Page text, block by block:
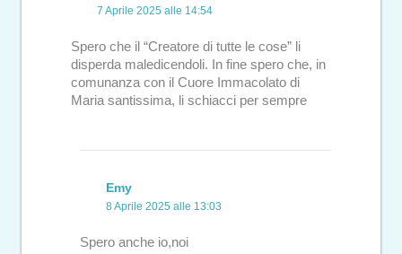
7 Aprile 2025 alle 14:54
Spero che il “Creatore di tutte le cose” li
disperda maledicendoli. In fine spero che, in
comunanza con il Cuore Immacolato di
Maria santissima, li schiacci per sempre
Emy
8 Aprile 2025 alle 13:03
Spero anche io,noi